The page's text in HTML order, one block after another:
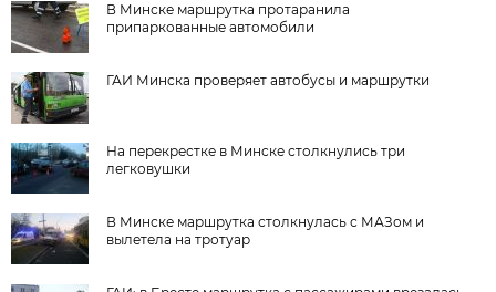
В Минске маршрутка протаранила
припаркованные автомобили
ГАИ Минска проверяет автобусы и маршрутки
На перекрестке в Минске столкнулись три
легковушки
В Минске маршрутка столкнулась с МАЗом и
вылетела на тротуар